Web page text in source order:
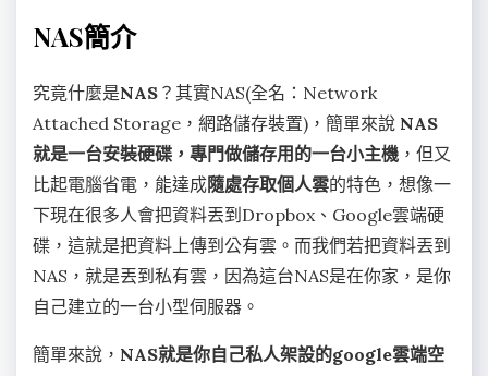
NAS簡介
究竟什麼是NAS ？其實NAS(全名：Network
Attached Storage，網路儲存裝置)，簡單來說 NAS
就是一台安裝硬碟，專門做儲存用的一台小主機 ，但又
比起電腦省電，能達成隨處存取個人雲的特色，想像一
下現在很多人會把資料丟到Dropbox、Google雲端硬
碟，這就是把資料上傳到公有雲。而我們若把資料丟到
NAS，就是丟到私有雲，因為這台NAS是在你家，是你
自己建立的一台小型伺服器。
簡單來說， NAS就是你自己私人架設的google雲端空